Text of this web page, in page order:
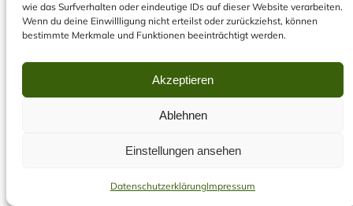
wie das Surfverhalten oder eindeutige IDs auf dieser Website verarbeiten.
Wenn du deine Einwillligung nicht erteilst oder zurückziehst, können
bestimmte Merkmale und Funktionen beeinträchtigt werden.
Akzeptieren
Ablehnen
Einstellungen ansehen
DatenschutzerklärungImpressum